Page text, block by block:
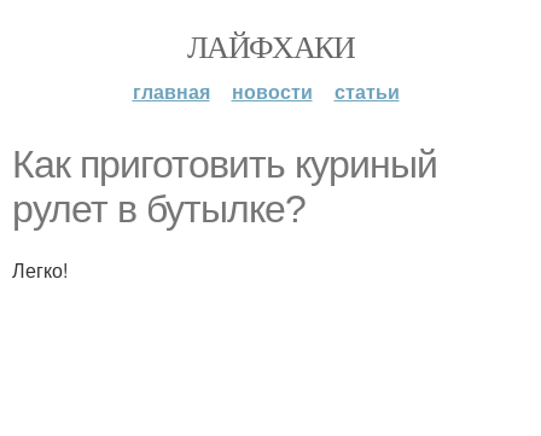
ЛАЙФХАКИ
главная новости статьи
Как приготовить куриный
рулет в бутылке?
Легко!